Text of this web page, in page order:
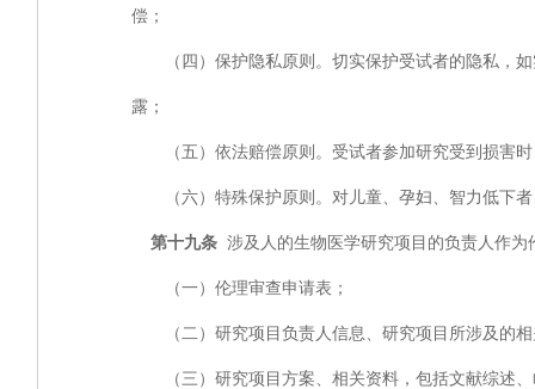
偿；
（四）保护隐私原则。切实保护受试者的隐私，如
露；
（五）依法赔偿原则。受试者参加研究受到损害时
（六）特殊保护原则。对儿童、孕妇、智力低下者
第十九条 涉及人的生物医学研究项目的负责人作
（一）伦理审查申请表；
（二）研究项目负责人信息、研究项目所涉及的相
（三）研究项目方案、相关资料，包括文献综述、